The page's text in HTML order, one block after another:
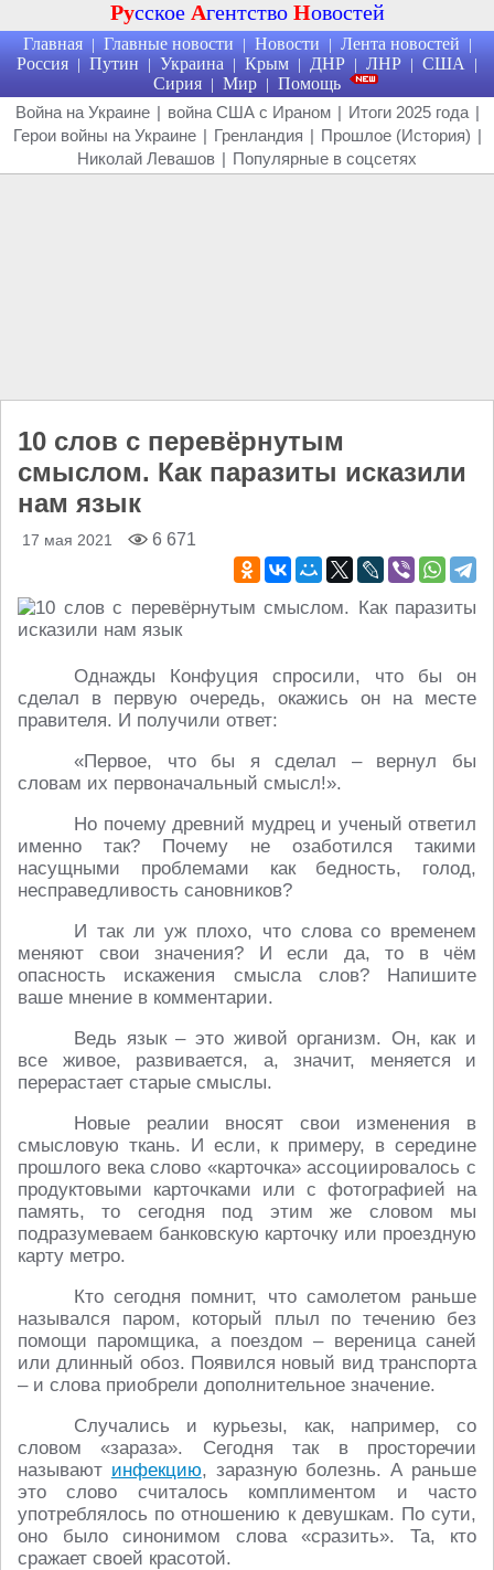
Русское Агентство Новостей
Главная | Главные новости | Новости | Лента новостей |
Россия | Путин | Украина | Крым | ДНР | ЛНР | США |
Сирия | Мир | Помощь
Война на Украине | война США с Ираном | Итоги 2025 года |
Герои войны на Украине | Гренландия | Прошлое (История) |
Николай Левашов | Популярные в соцсетях
10 слов с перевёрнутым
смыслом. Как паразиты исказили
нам язык
17 мая 2021 6 671
Однажды Конфуция спросили, что бы он
сделал в первую очередь, окажись он на месте
правителя. И получили ответ:
«Первое, что бы я сделал – вернул бы
словам их первоначальный смысл!».
Но почему древний мудрец и ученый ответил
именно так? Почему не озаботился такими
насущными проблемами как бедность, голод,
несправедливость сановников?
И так ли уж плохо, что слова со временем
меняют свои значения? И если да, то в чём
опасность искажения смысла слов? Напишите
ваше мнение в комментарии.
Ведь язык – это живой организм. Он, как и
все живое, развивается, а, значит, меняется и
перерастает старые смыслы.
Новые реалии вносят свои изменения в
смысловую ткань. И если, к примеру, в середине
прошлого века слово «карточка» ассоциировалось с
продуктовыми карточками или с фотографией на
память, то сегодня под этим же словом мы
подразумеваем банковскую карточку или проездную
карту метро.
Кто сегодня помнит, что самолетом раньше
назывался паром, который плыл по течению без
помощи паромщика, а поездом – вереница саней
или длинный обоз. Появился новый вид транспорта
– и слова приобрели дополнительное значение.
Случались и курьезы, как, например, со
словом «зараза». Сегодня так в просторечии
называют инфекцию, заразную болезнь. А раньше
это слово считалось комплиментом и часто
употреблялось по отношению к девушкам. По сути,
оно было синонимом слова «сразить». Та, кто
сражает своей красотой.